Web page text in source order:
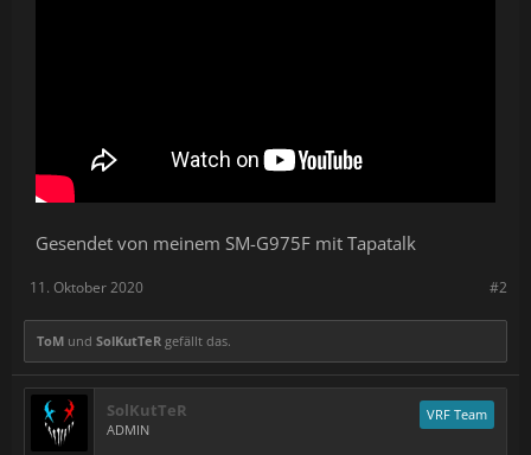
Gesendet von meinem SM-G975F mit Tapatalk
#2
11. Oktober 2020
ToM und SolKutTeR gefällt das.
SolKutTeR
ADMIN
VRF Team